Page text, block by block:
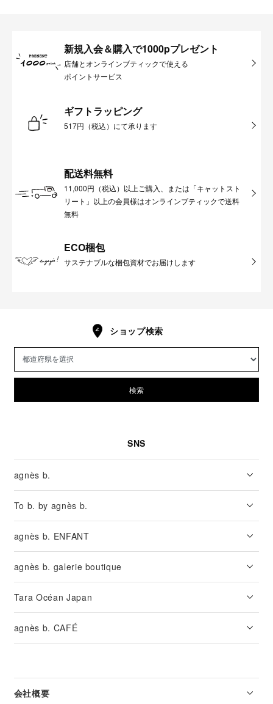
新規入会＆購入で1000pプレゼント
店舗とオンラインブティックで使える
ポイントサービス
ギフトラッピング
517円（税込）にて承ります
配送料無料
11,000円（税込）以上ご購入、または「キャットスト
リート」以上の会員様はオンラインブティックで送料
無料
ECO梱包
サステナブルな梱包資材でお届けします
ショップ検索
検索
SNS
agnès b.
To b. by agnès b.
agnès b. ENFANT
agnès b. galerie boutique
Tara Océan Japan
agnès b. CAFÉ
会社概要